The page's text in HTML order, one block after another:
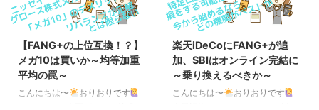
が、このたび1年3ヶ月ぶりに銘
柄入替が決定しました。 新規採
用・除外銘柄 新規採用：パラン
ティア・テクノロジーズ 除外銘
柄：サービスナウ ちなみに、直
近では2024年9月にテスラとスノ
ーフレークが除外され、クラウド
称：メガ10）が登場し、ちょう
ど1カ月が経過しました。 このフ
ァンドの魅力は何と言っても、
FANG＋なみのパフォーマンスで
ありながら、FANG＋はおろか、
リターンではFANG＋に劣るとさ
れる後発の低コストファンド（一
【FANG+の上位互換！？】
メガ10は買いか～均等加重
平均の罠～
こんにちは〜
おりおりです
楽天iDeCoにFANG+が追
加、SBIはオンライン完結に
～乗り換えるべきか～
こんにちは〜
おりおりです